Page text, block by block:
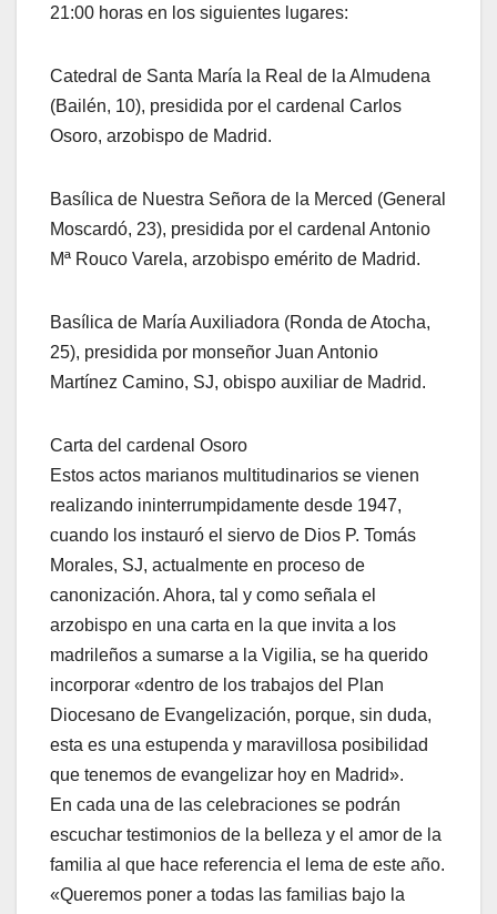
21:00 horas en los siguientes lugares:
Catedral de Santa María la Real de la Almudena
(Bailén, 10), presidida por el cardenal Carlos
Osoro, arzobispo de Madrid.
Basílica de Nuestra Señora de la Merced (General
Moscardó, 23), presidida por el cardenal Antonio
Mª Rouco Varela, arzobispo emérito de Madrid.
Basílica de María Auxiliadora (Ronda de Atocha,
25), presidida por monseñor Juan Antonio
Martínez Camino, SJ, obispo auxiliar de Madrid.
Carta del cardenal Osoro
Estos actos marianos multitudinarios se vienen
realizando ininterrumpidamente desde 1947,
cuando los instauró el siervo de Dios P. Tomás
Morales, SJ, actualmente en proceso de
canonización. Ahora, tal y como señala el
arzobispo en una carta en la que invita a los
madrileños a sumarse a la Vigilia, se ha querido
incorporar «dentro de los trabajos del Plan
Diocesano de Evangelización, porque, sin duda,
esta es una estupenda y maravillosa posibilidad
que tenemos de evangelizar hoy en Madrid».
En cada una de las celebraciones se podrán
escuchar testimonios de la belleza y el amor de la
familia al que hace referencia el lema de este año.
«Queremos poner a todas las familias bajo la